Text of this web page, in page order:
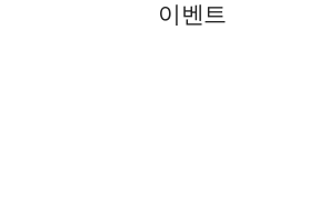
이벤트